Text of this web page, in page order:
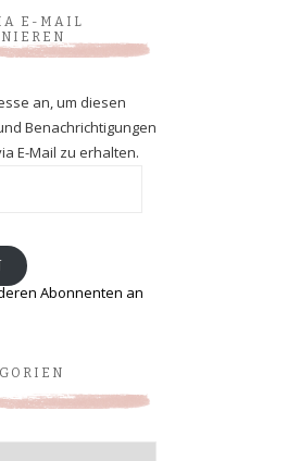
E-MAIL
an, um diesen
Benachrichtigungen
E-Mail zu erhalten.
Abonnenten an